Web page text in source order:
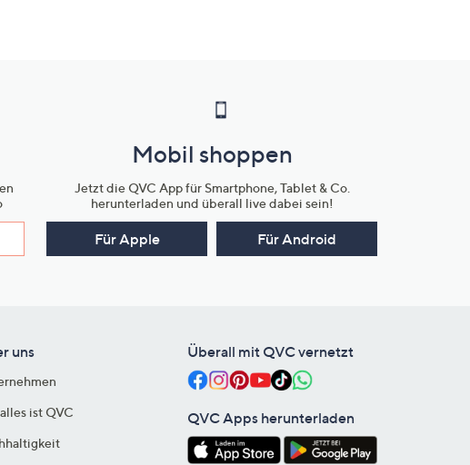
Mobil shoppen
Jetzt die QVC App für Smartphone, Tablet & Co.
herunterladen und überall live dabei sein!
Für Apple Für Android
uns
ist QVC
Überall mit QVC vernetzt
QVC Apps herunterladen